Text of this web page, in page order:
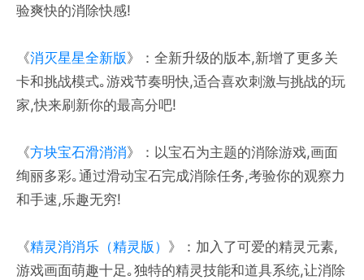
验爽快的消除快感!
《消灭星星全新版》：全新升级的版本,新增了更多关
卡和挑战模式｡游戏节奏明快,适合喜欢刺激与挑战的玩
家,快来刷新你的最高分吧!
《方块宝石滑消消》：以宝石为主题的消除游戏,画面
绚丽多彩｡通过滑动宝石完成消除任务,考验你的观察力
和手速,乐趣无穷!
《精灵消消乐（精灵版） 》：加入了可爱的精灵元素,
游戏画面萌趣十足｡独特的精灵技能和道具系统,让消除